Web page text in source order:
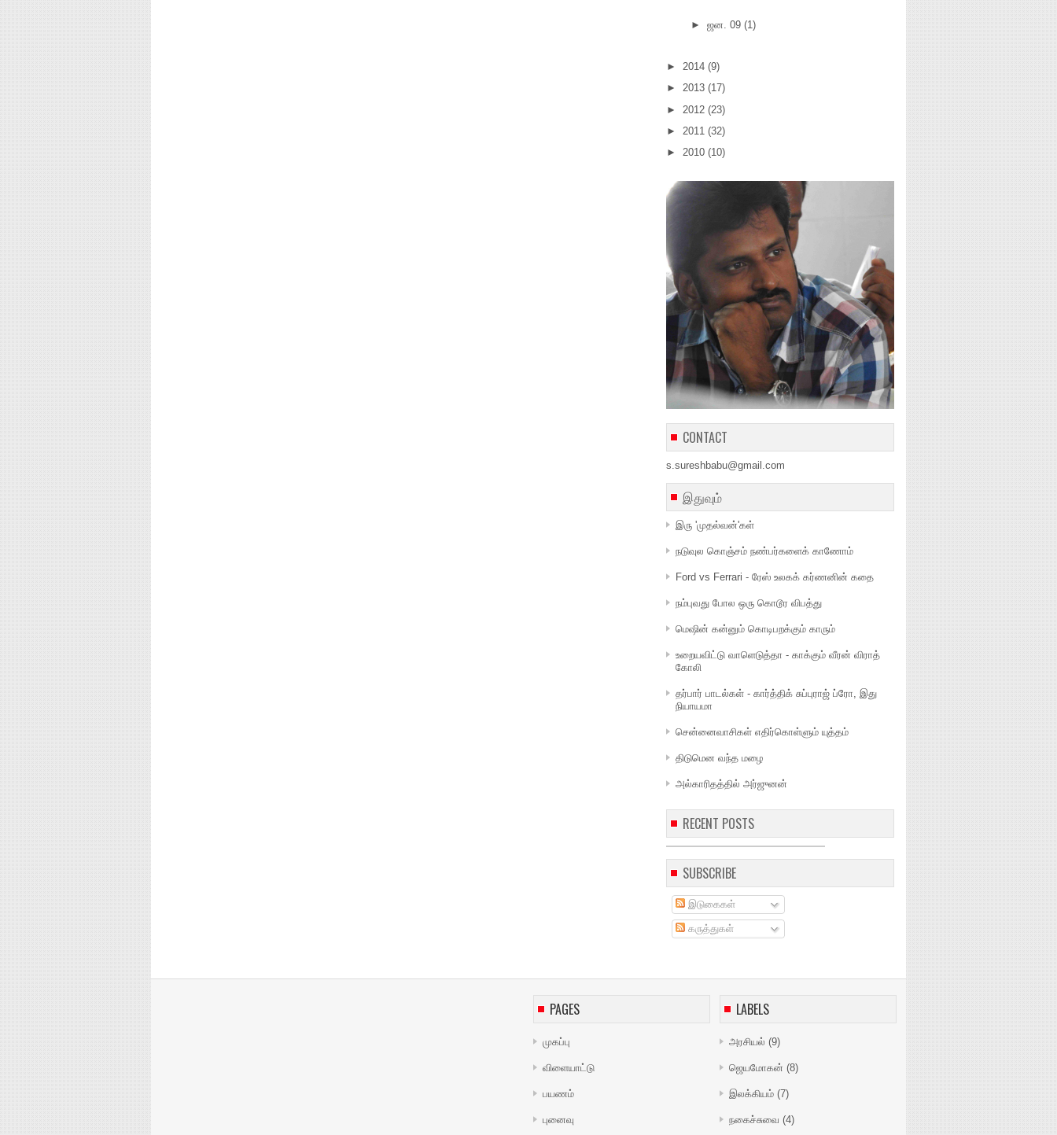
►ஜன. 09(1)
► 2014 (9)
► 2013 (17)
► 2012 (23)
► 2011 (32)
► 2010 (10)
CONTACT
s.sureshbabu@gmail.com
இதுவும்
இரு 'முதல்வன்'கள்
நடுவுல கொஞ்சம் நண்பர்களைக் காணோம்
Ford vs Ferrari - ரேஸ் உலகக் கர்ணனின் கதை
நம்புவது போல ஒரு கொடூர விபத்து
மெஷின் கன்னும் கொடிபறக்கும் காரும்
உறையவிட்டு வாளெடுத்தா - காக்கும் வீரன் விராத்
கோலி
தர்பார் பாடல்கள் - கார்த்திக் சுப்புராஜ் ப்ரோ, இது
நியாயமா
சென்னைவாசிகள் எதிர்கொள்ளும் யுத்தம்
திடுமென வந்த மழை
அல்காரிதத்தில் அர்ஜுனன்
RECENT POSTS
SUBSCRIBE
இடுகைகள்
கருத்துகள்
PAGES
முகப்பு
விளையாட்டு
பயணம்
புனைவு
LABELS
அரசியல் (9)
ஜெயமோகன் (8)
இலக்கியம் (7)
நகைச்சுவை (4)